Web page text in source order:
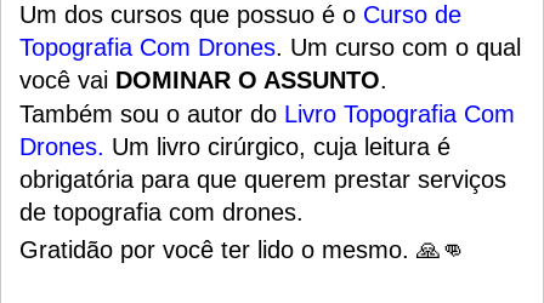
Um dos cursos que possuo é o Curso de
Topografia Com Drones. Um curso com o qual
você vai DOMINAR O ASSUNTO.
Também sou o autor do Livro Topografia Com
Drones. Um livro cirúrgico, cuja leitura é
obrigatória para que querem prestar serviços
de topografia com drones.
Gratidão por você ter lido o mesmo. 🙏👊